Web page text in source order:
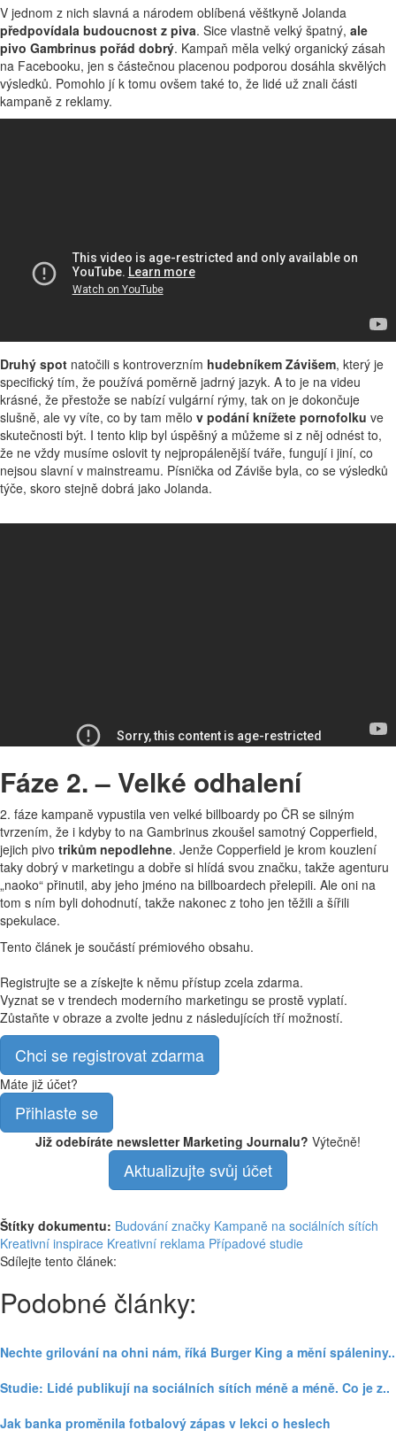
V jednom z nich slavná a národem oblíbená věštkyně Jolanda
předpovídala budoucnost z piva. Sice vlastně velký špatný, ale
pivo Gambrinus pořád dobrý. Kampaň měla velký organický zásah
na Facebooku, jen s částečnou placenou podporou dosáhla skvělých
výsledků. Pomohlo jí k tomu ovšem také to, že lidé už znali části
kampaně z reklamy.
Druhý spot natočili s kontroverzním hudebníkem Závišem, který je
specifický tím, že používá poměrně jadrný jazyk. A to je na videu
krásné, že přestože se nabízí vulgární rýmy, tak on je dokončuje
slušně, ale vy víte, co by tam mělo v podání knížete pornofolku ve
skutečnosti být. I tento klip byl úspěšný a můžeme si z něj odnést to,
že ne vždy musíme oslovit ty nejpropálenější tváře, fungují i jiní, co
nejsou slavní v mainstreamu. Písnička od Záviše byla, co se výsledků
týče, skoro stejně dobrá jako Jolanda.
Fáze 2. – Velké odhalení
2. fáze kampaně vypustila ven velké billboardy po ČR se silným
tvrzením, že i kdyby to na Gambrinus zkoušel samotný Copperfield,
jejich pivo trikům nepodlehne. Jenže Copperfield je krom kouzlení
taky dobrý v marketingu a dobře si hlídá svou značku, takže agenturu
„naoko“ přinutil, aby jeho jméno na billboardech přelepili. Ale oni na
tom s ním byli dohodnutí, takže nakonec z toho jen těžili a šířili
spekulace.
Tento článek je součástí prémiového obsahu.
Registrujte se a získejte k němu přístup zcela zdarma.
Vyznat se v trendech moderního marketingu se prostě vyplatí.
Zůstaňte v obraze a zvolte jednu z následujících tří možností.
Chci se registrovat zdarma
Máte již účet?
Přihlaste se
Již odebíráte newsletter Marketing Journalu? Výtečně!
Aktualizujte svůj účet
Štítky dokumentu: Budování značky Kampaně na sociálních sítích
Kreativní inspirace Kreativní reklama Případové studie
Sdílejte tento článek:
Podobné články:
Nechte grilování na ohni nám, říká Burger King a mění spáleniny..
Studie: Lidé publikují na sociálních sítích méně a méně. Co je z..
Jak banka proměnila fotbalový zápas v lekci o heslech